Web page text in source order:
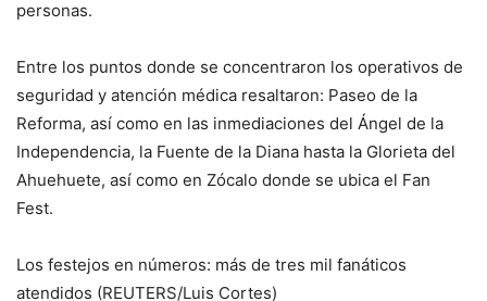
personas.
Entre los puntos donde se concentraron los operativos de
seguridad y atención médica resaltaron: Paseo de la
Reforma, así como en las inmediaciones del Ángel de la
Independencia, la Fuente de la Diana hasta la Glorieta del
Ahuehuete, así como en Zócalo donde se ubica el Fan
Fest.
Los festejos en números: más de tres mil fanáticos
atendidos (REUTERS/Luis Cortes)